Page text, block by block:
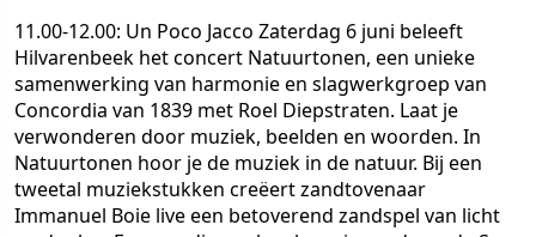
11.00-12.00: Un Poco Jacco Zaterdag 6 juni beleeft
Hilvarenbeek het concert Natuurtonen, een unieke
samenwerking van harmonie en slagwerkgroep van
Concordia van 1839 met Roel Diepstraten. Laat je
verwonderen door muziek, beelden en woorden. In
Natuurtonen hoor je de muziek in de natuur. Bij een
tweetal muziekstukken creëert zandtovenaar
Immanuel Boie live een betoverend zandspel van licht